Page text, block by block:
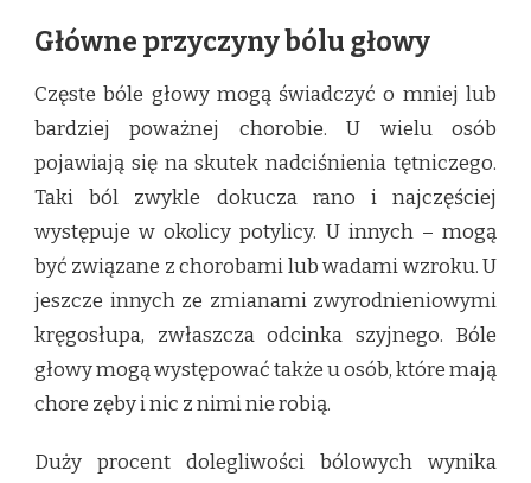
Główne przyczyny bólu głowy
Częste bóle głowy mogą świadczyć o mniej lub
bardziej poważnej chorobie. U wielu osób
pojawiają się na skutek nadciśnienia tętniczego.
Taki ból zwykle dokucza rano i najczęściej
występuje w okolicy potylicy. U innych – mogą
być związane z chorobami lub wadami wzroku. U
jeszcze innych ze zmianami zwyrodnieniowymi
kręgosłupa, zwłaszcza odcinka szyjnego. Bóle
głowy mogą występować także u osób, które mają
chore zęby i nic z nimi nie robią.
Duży procent dolegliwości bólowych wynika